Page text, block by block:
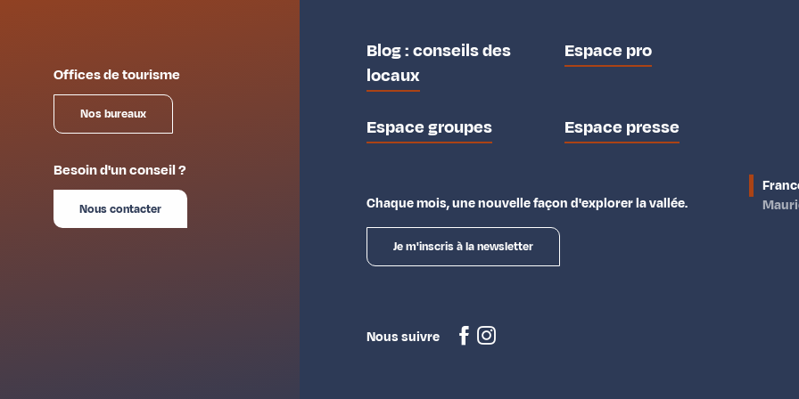
Offices de tourisme
Nos bureaux
Besoin d'un conseil ?
Nous contacter
Blog : conseils des
locaux
Espace pro
Espace groupes Espace presse
Chaque mois, une nouvelle façon d'explorer la vallée.
Je m'inscris à la newsletter
Nous suivre